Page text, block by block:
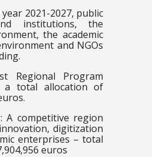
2021-2027, public
institutions, the
the academic
and NGOs
Regional Program
a total allocation of
A competitive region
digitization
enterprises – total
euros